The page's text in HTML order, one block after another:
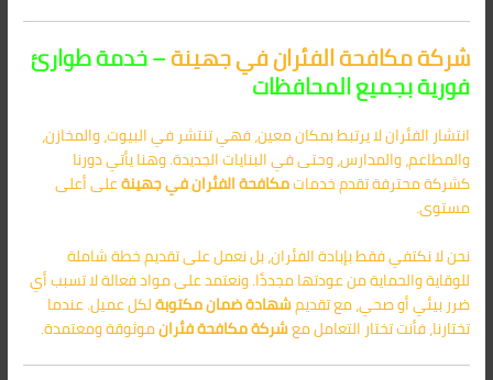
شركة مكافحة الفئران في جهينة– خدمة طوارئ
فورية بجميع المحافظات
انتشار الفئران لا يرتبط بمكان معين، فهي تنتشر في البيوت، والمخازن،
والمطاعم، والمدارس، وحتى في البنايات الجديدة. وهنا يأتي دورنا
كشركة محترفة تقدم خدماتمكافحة الفئران في جهينةعلى أعلى
مستوى.
نحن لا نكتفي فقط بإبادة الفئران، بل نعمل على تقديم خطة شاملة
للوقاية والحماية من عودتها مجددًا. ونعتمد على مواد فعالة لا تسبب أي
ضرر بيئي أو صحي، مع تقديمشهادة ضمان مكتوبةلكل عميل. عندما
تختارنا، فأنت تختار التعامل معشركة مكافحة فئرانموثوقة ومعتمدة.